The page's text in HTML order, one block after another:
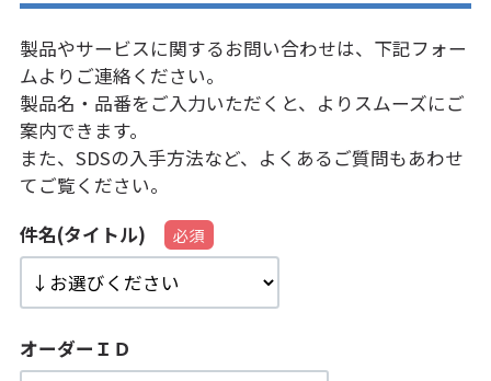
製品やサービスに関するお問い合わせは、下記フォー
ムよりご連絡ください。
製品名・品番をご入力いただくと、よりスムーズにご
案内できます。
また、SDSの入手方法など、 よくあるご質問もあわせ
てご覧ください。
件名(タイトル)
オーダーＩＤ